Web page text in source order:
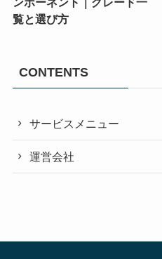
覧と選び方
CONTENTS
サービスメニュー
運営会社